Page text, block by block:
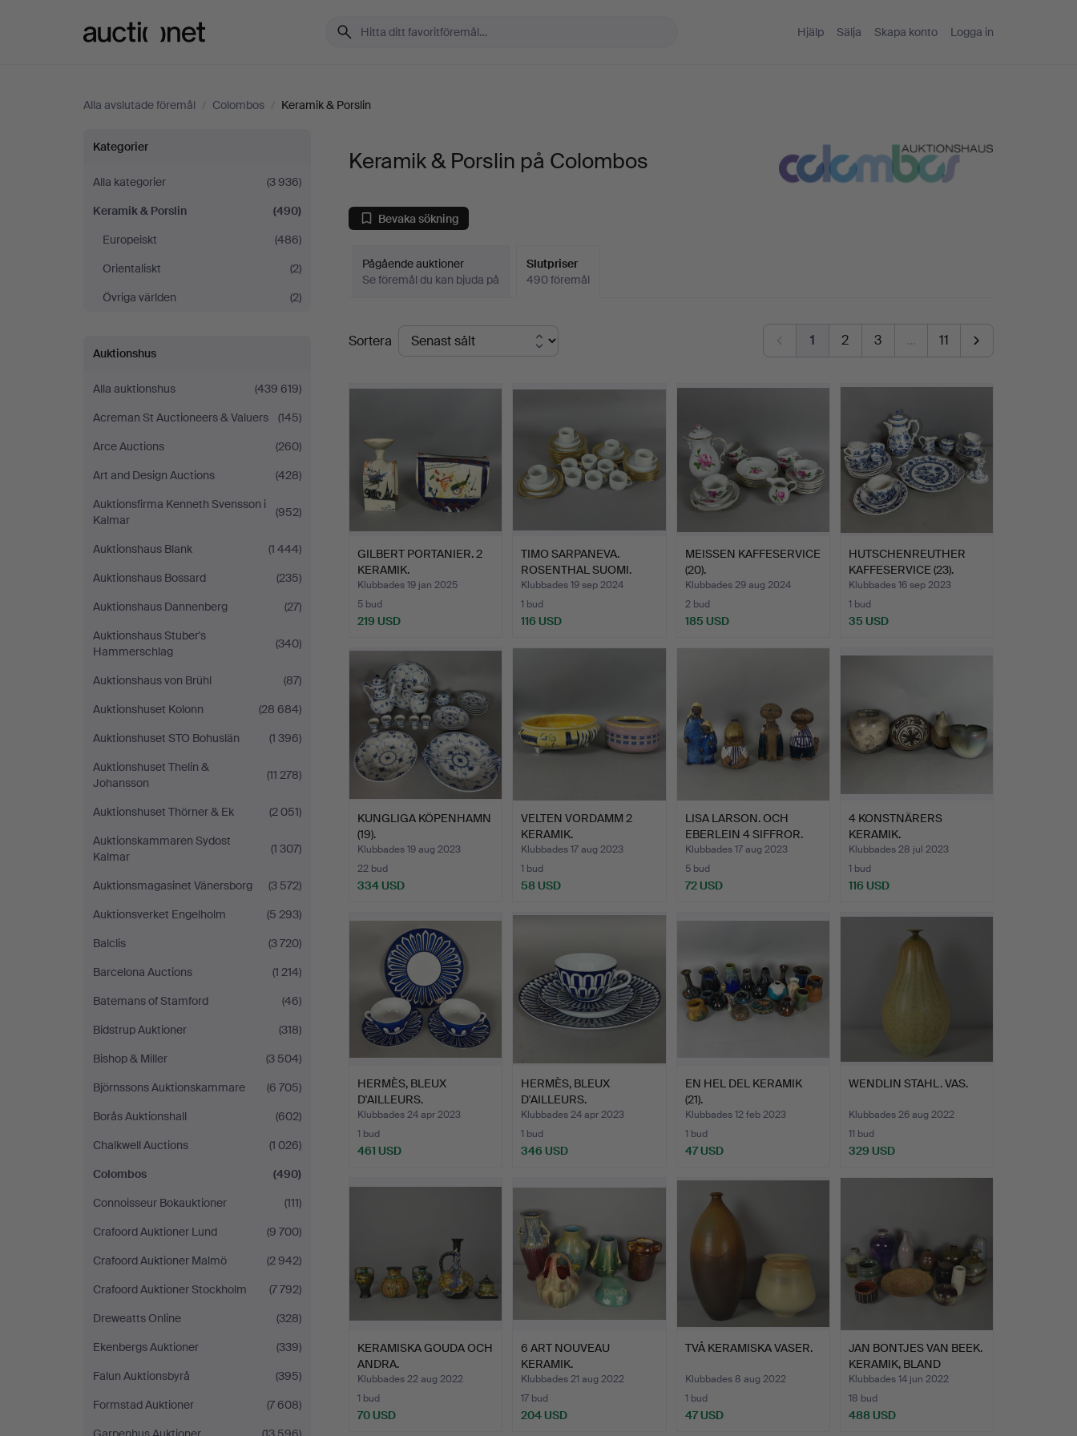
Hjälp Sälja Skapa konto Logga in
Alla avslutade föremål / Colombos / Keramik & Porslin
Keramik
&
Porslin
på
Colombos
Kategorier
Alla kategorier
(3 936)
Keramik & Porslin
(490)
Europeiskt
(486)
Orientaliskt
(2)
Övriga världen
(2)
Auktionshus
Alla auktionshus
(439 619)
Acreman St Auctioneers & Valuers
(145)
Arce Auctions
(260)
Art and Design Auctions
(428)
Auktionsfirma Kenneth Svensson i
Kalmar
(952)
Auktionshaus Blank
(1 444)
Auktionshaus Bossard
(235)
Auktionshaus Dannenberg
(27)
Auktionshaus Stuber's
Hammerschlag
(340)
Auktionshaus von Brühl
(87)
Auktionshuset Kolonn
(28 684)
Auktionshuset STO Bohuslän
(1 396)
Auktionshuset Thelin &
Johansson
(11 278)
Auktionshuset Thörner & Ek
(2 051)
Auktionskammaren Sydost
Kalmar
(1 307)
Auktionsmagasinet Vänersborg
(3 572)
Auktionsverket Engelholm
(5 293)
Balclis
(3 720)
Barcelona Auctions
(1 214)
Batemans of Stamford
(46)
Bidstrup Auktioner
(318)
Bishop & Miller
(3 504)
Björnssons Auktionskammare
(6 705)
Borås Auktionshall
(602)
Chalkwell Auctions
(1 026)
Colombos
(490)
Connoisseur Bokauktioner
(111)
Crafoord Auktioner Lund
(9 700)
Crafoord Auktioner Malmö
(2 942)
Crafoord Auktioner Stockholm
(7 792)
Dreweatts Online
(328)
Ekenbergs Auktioner
(339)
Falun Auktionsbyrå
(395)
Formstad Auktioner
(7 608)
Keramik & Porslin på Colombos
Bevaka sökning
Pågående auktioner
Se föremål du kan bjuda på
Slutpriser
490 föremål
Slutpriser
Sortera 1 2 3 … 11
GILBERT PORTANIER. 2
KERAMIK.
Klubbades 19 jan 2025
5 bud
219 USD
TIMO SARPANEVA.
ROSENTHAL SUOMI.
Klubbades 19 sep 2024
1 bud
116 USD
MEISSEN KAFFESERVICE
(20).
Klubbades 29 aug 2024
2 bud
185 USD
HUTSCHENREUTHER
KAFFESERVICE (23).
Klubbades 16 sep 2023
1 bud
35 USD
KUNGLIGA KÖPENHAMN
(19).
Klubbades 19 aug 2023
22 bud
334 USD
VELTEN VORDAMM 2
KERAMIK.
Klubbades 17 aug 2023
1 bud
58 USD
LISA LARSON. OCH
EBERLEIN 4 SIFFROR.
Klubbades 17 aug 2023
5 bud
72 USD
4 KONSTNÄRERS
KERAMIK.
Klubbades 28 jul 2023
1 bud
116 USD
HERMÈS, BLEUX
D'AILLEURS.
Klubbades 24 apr 2023
1 bud
461 USD
HERMÈS, BLEUX
D'AILLEURS.
Klubbades 24 apr 2023
1 bud
346 USD
EN HEL DEL KERAMIK
(21).
Klubbades 12 feb 2023
1 bud
47 USD
WENDLIN STAHL. VAS.
Klubbades 26 aug 2022
11 bud
329 USD
KERAMISKA GOUDA OCH
ANDRA.
Klubbades 22 aug 2022
1 bud
70 USD
6 ART NOUVEAU
KERAMIK.
Klubbades 21 aug 2022
17 bud
204 USD
TVÅ KERAMISKA VASER.
Klubbades 8 aug 2022
1 bud
47 USD
JAN BONTJES VAN BEEK.
KERAMIK, BLAND
ANDRA…
Klubbades 14 jun 2022
18 bud
488 USD